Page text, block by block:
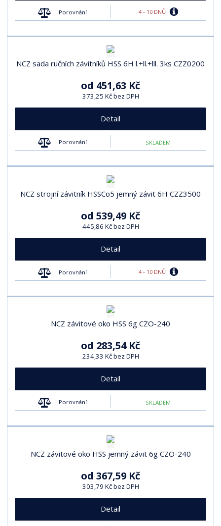
Porovnání 4 - 10 DNŮ
NCZ sada ručních závitníků HSS 6H l.+ll.+lll. 3ks CZZ0200
od 451,63 Kč
373,25 Kč bez DPH
Detail
Porovnání SKLADEM
NCZ strojní závitník HSSCo5 jemný závit 6H CZZ3500
od 539,49 Kč
445,86 Kč bez DPH
Detail
Porovnání 4 - 10 DNŮ
NCZ závitové oko HSS 6g CZO-240
od 283,54 Kč
234,33 Kč bez DPH
Detail
Porovnání SKLADEM
NCZ závitové oko HSS jemný závit 6g CZO-240
od 367,59 Kč
303,79 Kč bez DPH
Detail